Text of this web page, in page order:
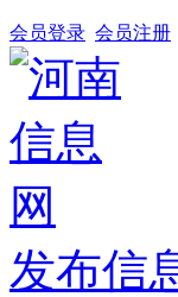
会员登录 会员注册
发布信